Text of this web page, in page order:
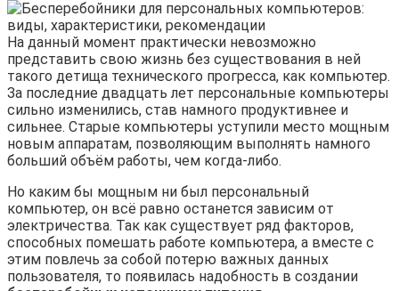
На данный момент практически невозможно
представить свою жизнь без существования в ней
такого детища технического прогресса, как компьютер.
За последние двадцать лет персональные компьютеры
сильно изменились, став намного продуктивнее и
сильнее. Старые компьютеры уступили место мощным
новым аппаратам, позволяющим выполнять намного
больший объём работы, чем когда-либо.
Но каким бы мощным ни был персональный
компьютер, он всё равно останется зависим от
электричества. Так как существует ряд факторов,
способных помешать работе компьютера, а вместе с
этим повлечь за собой потерю важных данных
пользователя, то появилась надобность в создании